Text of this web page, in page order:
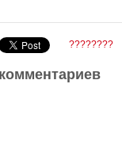
????????
комментариев